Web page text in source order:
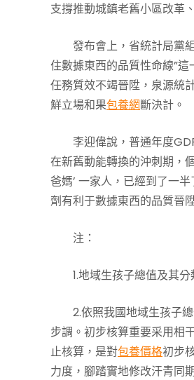
支撐推動城鎮老舊小區改革
發布會上，省統計局黨
住數據東西的品質性命線”
任務質效不竭晉陞，泉源統
鮮立場和果包養網斷決計。
李迎偉說，普通年度
在新舊動能轉換的沖刺期，
爸媽’ 一家人，已經到了一
劑有利于數據東西的品質晉
注：
1.地域生孩子總值及其
2.依照我國地域生孩子
步調。初步核算重要采用相
止核算，是對包養價格初步
力度，腳踏實地修改汗青同